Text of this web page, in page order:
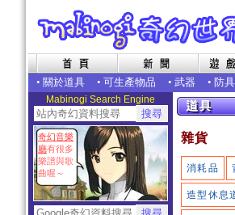
• 關於道具 • 可生產物品 • 武器 • 防具
Mabinogi Search Engine
奇幻音樂
廳有很多
樂譜與歌
曲喔～
雜貨
消耗品
造型休息